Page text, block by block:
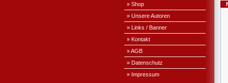
» Shop
» Unsere Autoren
» Links / Banner
» Kontakt
» AGB
» Datenschutz
» Impressum